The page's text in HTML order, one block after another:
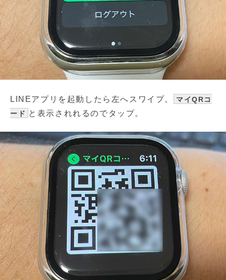
LINEアプリを起動したら左へスワイプ。
マイQRコ
ード と表示されれるのでタップ。